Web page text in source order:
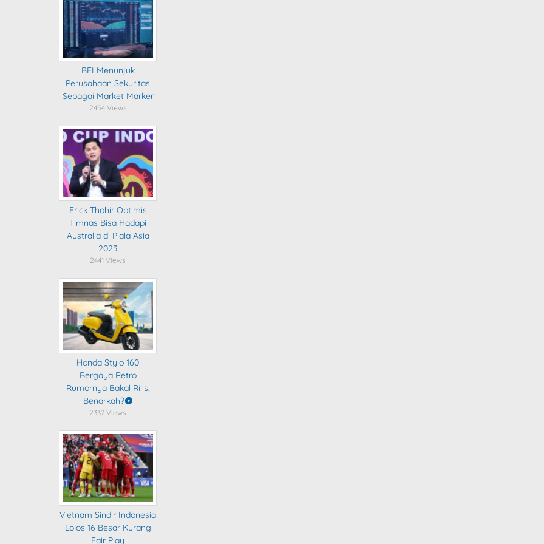
BEI Menunjuk
Perusahaan Sekuritas
Sebagai Market Marker
2454 Views
Erick Thohir Optimis
Timnas Bisa Hadapi
Australia di Piala Asia
2023
2441 Views
Honda Stylo 160
Bergaya Retro
Rumornya Bakal Rilis,
Benarkah?
2337 Views
Vietnam Sindir Indonesia
Lolos 16 Besar Kurang
Fair Play